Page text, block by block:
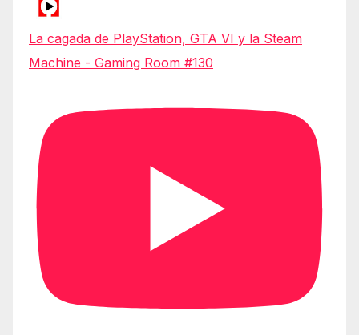
La cagada de PlayStation, GTA VI y la Steam
Machine - Gaming Room #130